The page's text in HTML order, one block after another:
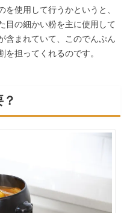
使用して行うかというと、
目の細かい粉を主に使用して
含まれていて、このでんぷん
担ってくれるのです。